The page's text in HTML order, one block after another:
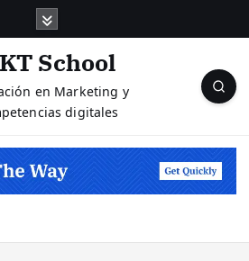
School
en Marketing y
digitales